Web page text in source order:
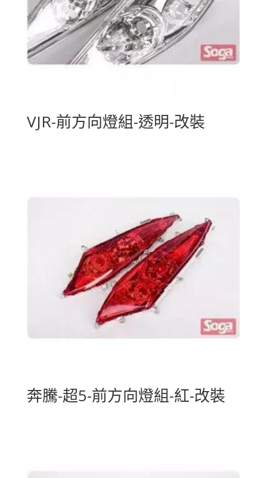
VJR-前方向燈組-透明-改裝
奔騰-超5-前方向燈組-紅-改裝